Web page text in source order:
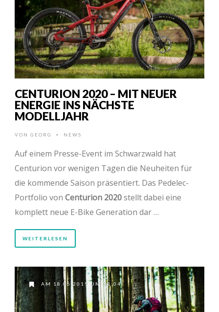
CENTURION 2020 – MIT NEUER
ENERGIE INS NÄCHSTE
MODELLJAHR
VON GEORG • NEWS
Auf einem Presse-Event im Schwarzwald hat
Centurion vor wenigen Tagen die Neuheiten für
die kommende Saison präsentiert. Das Pedelec-
Portfolio von Centurion 2020stellt dabei eine
komplett neue E-Bike Generation dar …
WEITERLESEN
AM 18.06.2019 UM 12:04